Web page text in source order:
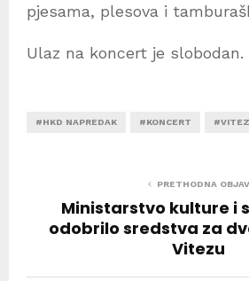
pjesama, plesova i
Ulaz na koncert je slobodan.
#HKD NAPREDAK #KONCERT #VITEZ
PRETHODNA
Ministarstvo kulture i
odobrilo sredstva za
Vitezu